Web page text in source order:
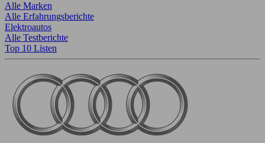
Alle Marken
Alle Erfahrungsberichte
Elektroautos
Alle Testberichte
Top 10 Listen